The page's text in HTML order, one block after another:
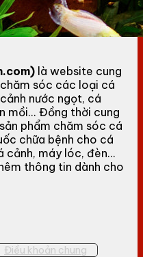
là website cung
sóc các loại cá
nước ngọt, cá
mồi... Đồng thời cung
phẩm chăm sóc cá
chữa bệnh cho cá
cảnh, máy lóc, đèn...
thông tin dành cho
Điều khoản chung